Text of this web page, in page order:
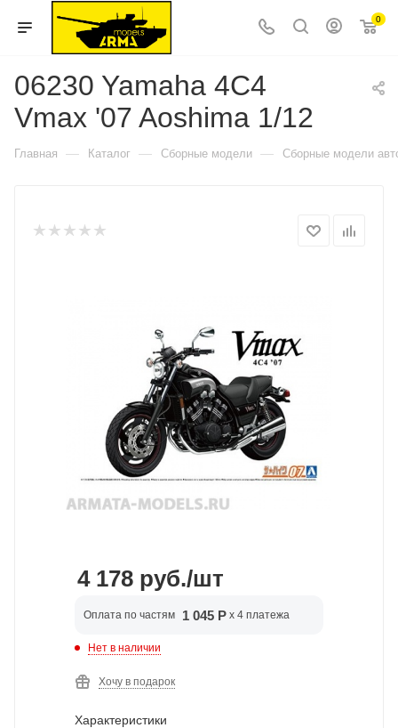
0
06230 Yamaha 4C4
Vmax '07 Aoshima 1/12
Главная — Каталог — Сборные модели — Сборные модели
4 178 руб./шт
Оплата по частям 1 045 Р x 4 платежа
Нет в наличии
Хочу в подарок
Характеристики